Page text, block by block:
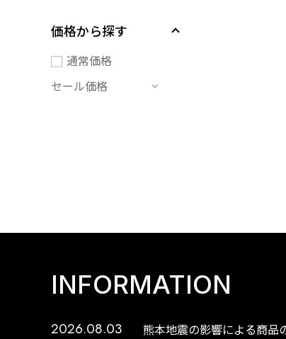
価格から探す
通常価格
セール価格
INFORMATION
2026.08.03 熊本地震の影響による商品